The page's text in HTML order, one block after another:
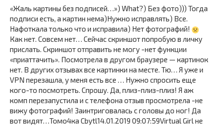
«Жаль картины без подписей…») What?) Без фото))) Тогда
подписи есть, а картин нема)Нужно исправлять) Все.
Нафоткала только что и исправила) Нет фотографий!
Как нет. Совсем нет… Сейчас скриншот попробую в личку
прислать. Скриншот отправить не могу -нет функции
«приаттачить». Посмотрела в другом браузере — картинок
нет. В других отзывах все картинки на месте. Тю… Я уже и
VPN перезашла, у меня есть все … Нужно спросить еще
кого-то посмотреть. Спрошу. Да, плиз-плиз-плиз! Я аж
комп перезапустила и с телефона отзыв просмотрела -не
вижу фотографий! Заинтриговалась с головы до ног! Да
вот видят…Томо4ка Cbytl14.01.2019 09:07:59Virtual Girl не